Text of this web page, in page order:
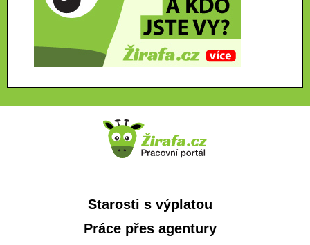
Starosti s výplatou
Práce přes agentury